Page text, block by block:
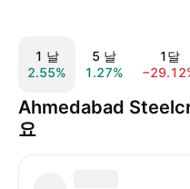
1 날
2.55%
5 날
1.27%
1달
Ahmedabad
요